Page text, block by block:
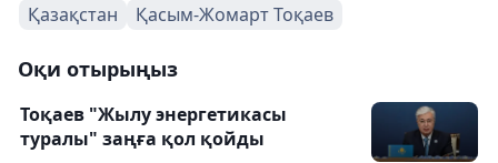
Қазақстан Қасым-Жомарт Тоқаев
Оқи отырыңыз
Тоқаев "Жылу энергетикасы
туралы" заңға қол қойды